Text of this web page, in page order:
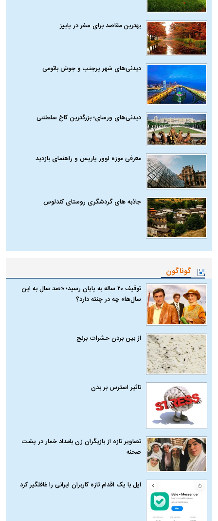
بهترین مقاصد برای سفر در پاییز
دیدنی‌های شهر پرجنب و جوش باتومی
دیدنی‌های ورسای؛ بزرگترین کاخ سلطنتی
معرفی موزه لوور پاریس و راهنمای بازدید
جاذبه های گردشگری روستای کندلوس
گوناگون
توقیف ۲۰ ساله به پایان رسید؛ «صد سال به این
سال‌ها» چه در چنته دارد؟
از بین بردن حشرات برنج
تاثیر استرس بر بدن
تصاویر تازه از بازیگران زن بامداد خمار در پشت
صحنه
اپل با یک اقدام تازه کاربران ایرانی را غافلگیر کرد